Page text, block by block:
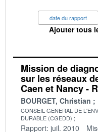
date du rapport
Ajouter tous
Mission de
sur les réseaux
Caen et Nancy -
BOURGET, Christian
CONSEIL GENERAL DE
DURABLE (CGEDD)
Rapport: juil. 2010